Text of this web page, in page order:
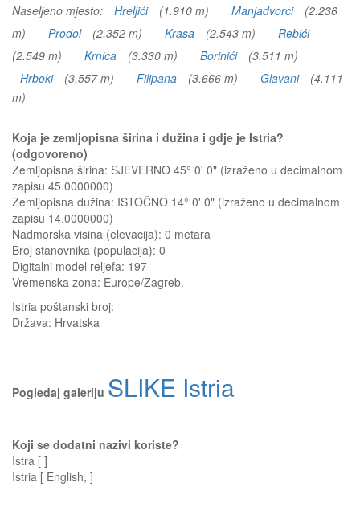
Naseljeno mjesto:
Hreljići (1.910 m) Manjadvorci
(2.236
m)
Prodol (2.352 m) Krasa (2.543 m)
Rebići
(2.549 m)
Krnica (3.330 m) Borinići
(3.511 m)
Hrboki
(3.557 m) Filipana (3.666 m) Glavani
(4.111
m)
Koja je zemljopisna širina i dužina i gdje je Istria?
(odgovoreno)
Zemljopisna širina: SJEVERNO 45° 0' 0" (izraženo u decimalnom
zapisu 45.0000000)
Zemljopisna dužina: ISTOČNO 14° 0' 0" (izraženo u decimalnom
zapisu 14.0000000)
Nadmorska visina (elevacija): 0 metara
Broj stanovnika (populacija): 0
Digitalni model reljefa: 197
Vremenska zona: Europe/Zagreb.
Istria poštanski broj:
Država: Hrvatska
Pogledaj galeriju SLIKE Istria
Koji se dodatni nazivi koriste?
Istra [ ]
Istria [ English, ]